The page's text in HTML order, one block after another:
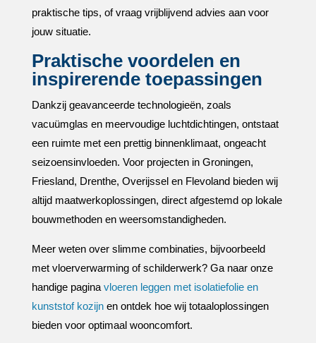
praktische tips, of vraag vrijblijvend advies aan voor
jouw situatie.​
Praktische voordelen en
inspirerende toepassingen
Dankzij geavanceerde technologieën, zoals
vacuümglas en meervoudige luchtdichtingen, ontstaat
een ruimte met een prettig binnenklimaat, ongeacht
seizoensinvloeden.​ Voor projecten in Groningen,
Friesland, Drenthe, Overijssel en Flevoland bieden wij
altijd maatwerkoplossingen, direct afgestemd op lokale
bouwmethoden en weersomstandigheden.​
Meer weten over slimme combinaties, bijvoorbeeld
met vloerverwarming of schilderwerk? Ga naar onze
handige pagina vloeren leggen met isolatiefolie en
kunststof kozijnen ontdek hoe wij totaaloplossingen
bieden voor optimaal wooncomfort.​